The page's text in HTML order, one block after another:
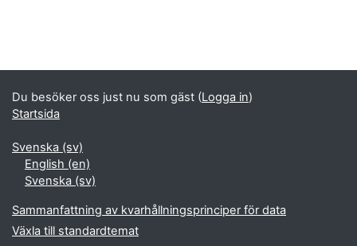
Du besöker oss just nu som gäst (Logga in)
Startsida
Svenska ‎(sv)‎
English ‎(en)‎
Svenska ‎(sv)‎
Sammanfattning av kvarhållningsprinciper för data
Växla till standardtemat